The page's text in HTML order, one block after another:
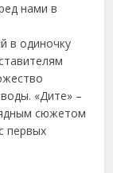
нами в
в одиночку
«Дите» –
сюжетом
первых